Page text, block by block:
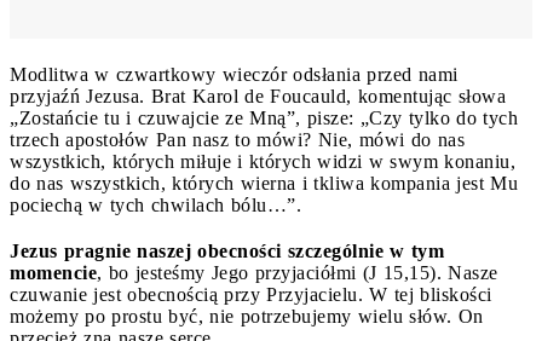
Modlitwa w czwartkowy wieczór odsłania przed nami
przyjaźń Jezusa. Brat Karol de Foucauld, komentując słowa
„Zostańcie tu i czuwajcie ze Mną”, pisze: „Czy tylko do tych
trzech apostołów Pan nasz to mówi? Nie, mówi do nas
wszystkich, których miłuje i których widzi w swym konaniu,
do nas wszystkich, których wierna i tkliwa kompania jest Mu
pociechą w tych chwilach bólu…”.
Jezus pragnie naszej obecności szczególnie w tym
momencie, bo jesteśmy Jego przyjaciółmi (J 15,15). Nasze
czuwanie jest obecnością przy Przyjacielu. W tej bliskości
możemy po prostu być, nie potrzebujemy wielu słów. On